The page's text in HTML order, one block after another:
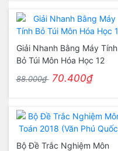
Giải Nhanh Bằng Máy Tính
Bỏ Túi Môn Hóa Học 12
88.000₫ 70.400₫
Bộ Đề Trắc Nghiệm Môn